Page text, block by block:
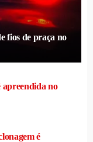
fios de praça no
apreendida no
é